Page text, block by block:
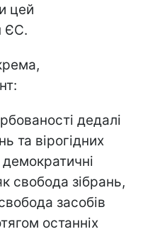
цей
ЄС.
дедалі
та вірогідних
свобода зібрань,
засобів
останніх